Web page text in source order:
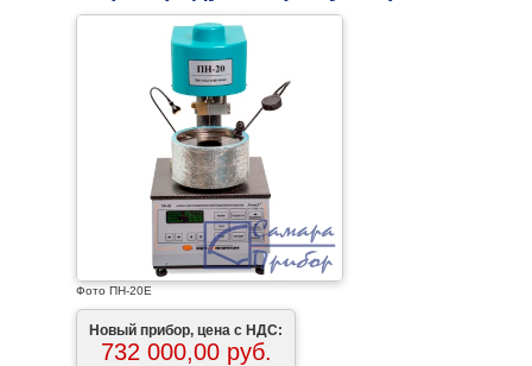
Фото ПН-20Е
Новый прибор, цена с НДС:
732 000,00 руб.